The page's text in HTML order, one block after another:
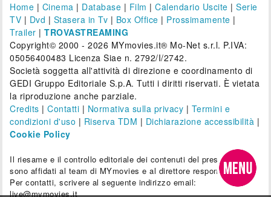
Home | Cinema | Database | Film |Calendario Uscite |Serie
TV | Dvd | Stasera in Tv | Box Office | Prossimamente |
Trailer |TROVASTREAMING
Copyright© 2000 - 2026 MYmovies.it® Mo-Net s.r.l. P.IVA:
05056400483 Licenza Siae n. 2792/I/2742.
Società soggetta all'attività di direzione e coordinamento di
GEDI Gruppo Editoriale S.p.A. Tutti i diritti riservati. È vietata
la riproduzione anche parziale.
Credits |Contatti | Normativa sulla privacy | Termini e
condizioni d'uso | Riserva TDM | Dichiarazione accessibilità |
Cookie Policy
Il riesame e il controllo editoriale dei contenuti del presente sito
sono affidati al team di MYmovies e al direttore responsabile.
Per contatti, scrivere al seguente indirizzo email:
live@mymovies.it